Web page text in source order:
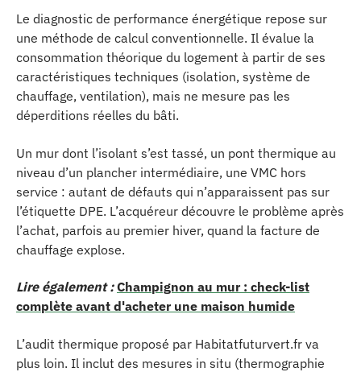
Le diagnostic de performance énergétique repose sur
une méthode de calcul conventionnelle. Il évalue la
consommation théorique du logement à partir de ses
caractéristiques techniques (isolation, système de
chauffage, ventilation), mais ne mesure pas les
déperditions réelles du bâti.
Un mur dont l’isolant s’est tassé, un pont thermique au
niveau d’un plancher intermédiaire, une VMC hors
service : autant de défauts qui n’apparaissent pas sur
l’étiquette DPE. L’acquéreur découvre le problème après
l’achat, parfois au premier hiver, quand la facture de
chauffage explose.
Lire également : Champignon au mur : check-list
complète avant d'acheter une maison humide
L’audit thermique proposé par Habitatfuturvert.fr va
plus loin. Il inclut des mesures in situ (thermographie